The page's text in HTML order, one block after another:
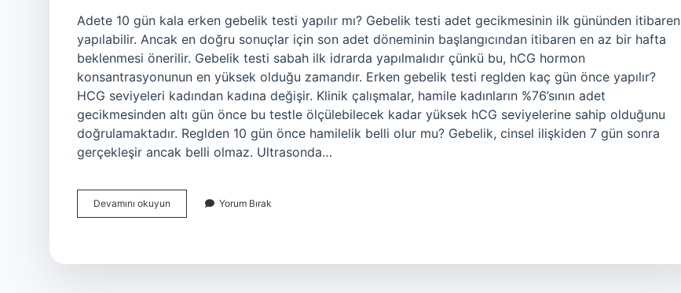
Adete 10 gün kala erken gebelik testi yapılır mı? Gebelik testi adet gecikmesinin ilk gününden itibaren
yapılabilir. Ancak en doğru sonuçlar için son adet döneminin başlangıcından itibaren en az bir hafta
beklenmesi önerilir. Gebelik testi sabah ilk idrarda yapılmalıdır çünkü bu, hCG hormon
konsantrasyonunun en yüksek olduğu zamandır. Erken gebelik testi reglden kaç gün önce yapılır?
HCG seviyeleri kadından kadına değişir. Klinik çalışmalar, hamile kadınların %76’sının adet
gecikmesinden altı gün önce bu testle ölçülebilecek kadar yüksek hCG seviyelerine sahip olduğunu
doğrulamaktadır. Reglden 10 gün önce hamilelik belli olur mu? Gebelik, cinsel ilişkiden 7 gün sonra
gerçekleşir ancak belli olmaz. Ultrasonda…
Devamını okuyun
Gebelik
Yorum Bırak